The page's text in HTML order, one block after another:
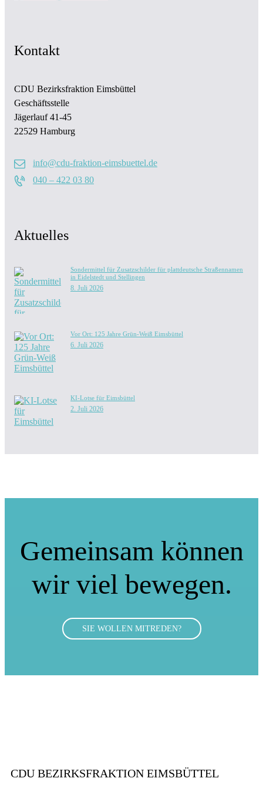
Kontakt
CDU Bezirksfraktion Eimsbüttel
Geschäftsstelle
Jägerlauf 41-45
22529 Hamburg
info@cdu-fraktion-eimsbuettel.de
040 – 422 03 80
Aktuelles
Sondermittel für Zusatzschilder für plattdeutsche Straßennamen
in Eidelstedt und Stellingen
8. Juli 2026
Vor Ort: 125 Jahre Grün-Weiß Eimsbüttel
6. Juli 2026
KI-Lotse für Eimsbüttel
2. Juli 2026
Gemeinsam können
wir viel bewegen.
SIE WOLLEN MITREDEN?
CDU BEZIRKSFRAKTION EIMSBÜTTEL